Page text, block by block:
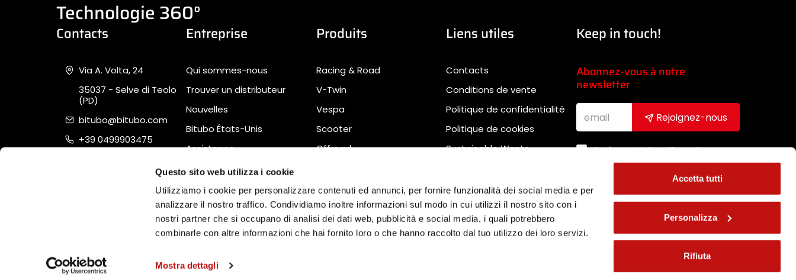
Questo sito web utilizza i cookie
Utilizziamo i cookie per personalizzare contenuti ed annunci, per fornire funzionalità dei social media e per
analizzare il nostro traffico. Condividiamo inoltre informazioni sul modo in cui utilizzi il nostro sito con i
nostri partner che si occupano di analisi dei dati web, pubblicità e social media, i quali potrebbero
combinarle con altre informazioni che hai fornito loro o che hanno raccolto dal tuo utilizzo dei loro servizi.
Mostra dettagli
Accetta tutti
Personalizza
Rifiuta
Technologie 360°
Contacts
Via A. Volta, 24
35037 - Selve di Teolo
(PD)
bitubo@bitubo.com
+39 0499903475
Entreprise
Qui sommes-nous
Trouver un distributeur
Nouvelles
Bitubo États-Unis
Assistance
Quality, Safety &
Produits
Racing & Road
V-Twin
Vespa
Scooter
Offroad
Liens utiles
Contacts
Conditions de vente
Politique de confidentialité
Politique de cookies
Sustainable Waste
Télécharger
Keep in touch!
Abonnez-vous à notre
newsletter
Rejoignez-nous
Après avoir lu la politique de
confidentialité, j'accepte de recevoir
Software Ecommerce by Daisuke®